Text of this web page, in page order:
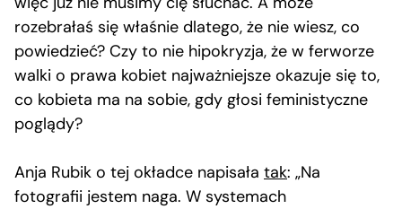
rozebrałaś się właśnie dlatego, że nie wiesz, co
powiedzieć? Czy to nie hipokryzja, że w ferworze
walki o prawa kobiet najważniejsze okazuje się to,
co kobieta ma na sobie, gdy głosi feministyczne
poglądy?
Anja Rubik o tej okładce napisała tak: „Na
fotografii jestem naga. W systemach